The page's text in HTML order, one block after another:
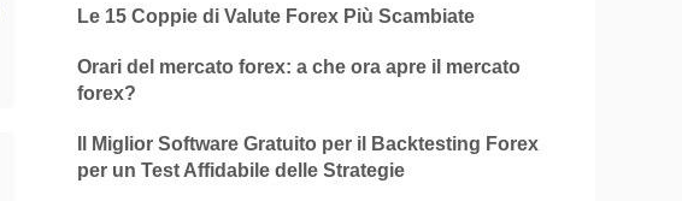
Le 15 Coppie di Valute Forex Più Scambiate
Orari del mercato forex: a che ora apre il mercato
forex?
Il Miglior Software Gratuito per il Backtesting Forex
per un Test Affidabile delle Strategie